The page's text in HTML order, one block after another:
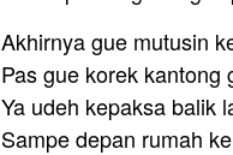
Akhirnya gue mutusin
Pas gue korek kantong
Ya udeh kepaksa balik
Sampe depan rumah